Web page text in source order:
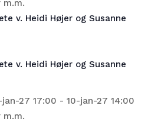
v. Heidi Højer og Susanne
v. Heidi Højer og Susanne
27 17:00 -10-jan-27 14:00